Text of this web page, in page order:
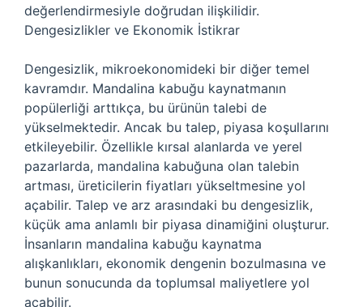
değerlendirmesiyle doğrudan ilişkilidir.
Dengesizlikler ve Ekonomik İstikrar
Dengesizlik, mikroekonomideki bir diğer temel
kavramdır. Mandalina kabuğu kaynatmanın
popülerliği arttıkça, bu ürünün talebi de
yükselmektedir. Ancak bu talep, piyasa koşullarını
etkileyebilir. Özellikle kırsal alanlarda ve yerel
pazarlarda, mandalina kabuğuna olan talebin
artması, üreticilerin fiyatları yükseltmesine yol
açabilir. Talep ve arz arasındaki bu dengesizlik,
küçük ama anlamlı bir piyasa dinamiğini oluşturur.
İnsanların mandalina kabuğu kaynatma
alışkanlıkları, ekonomik dengenin bozulmasına ve
bunun sonucunda da toplumsal maliyetlere yol
açabilir.